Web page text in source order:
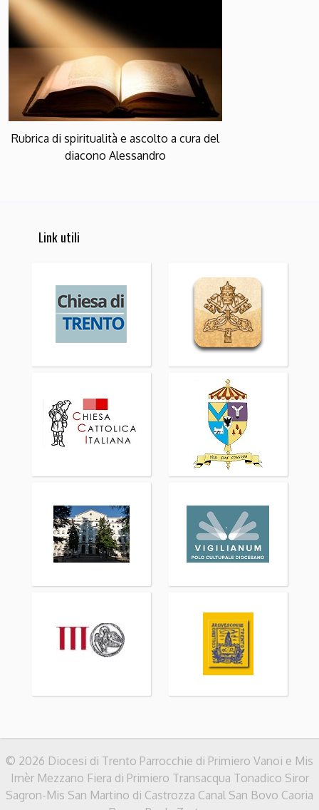
Rubrica di spiritualità e ascolto a cura del
diacono Alessandro
Link utili
© 2026 Diocesi di Trento Parrocchie di Primiero Vanoi e Mis
Imèr Mezzano Fiera di Primiero Transacqua Tonadico Siror
Sagron-Mis San Martino di Castrozza Canal San Bovo Caoria